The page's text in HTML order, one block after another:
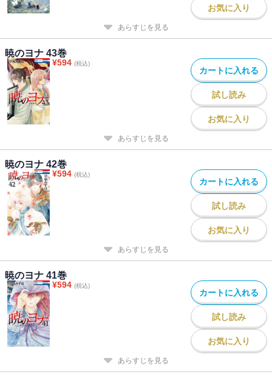
お気に入り
あらすじを見る
暁のヨナ 43巻
¥594 (税込)
カートに入れる
試し読み
お気に入り
あらすじを見る
暁のヨナ 42巻
¥594 (税込)
カートに入れる
試し読み
お気に入り
あらすじを見る
暁のヨナ 41巻
¥594 (税込)
カートに入れる
試し読み
お気に入り
あらすじを見る